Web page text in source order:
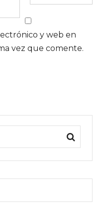
y web en
vez que comente.